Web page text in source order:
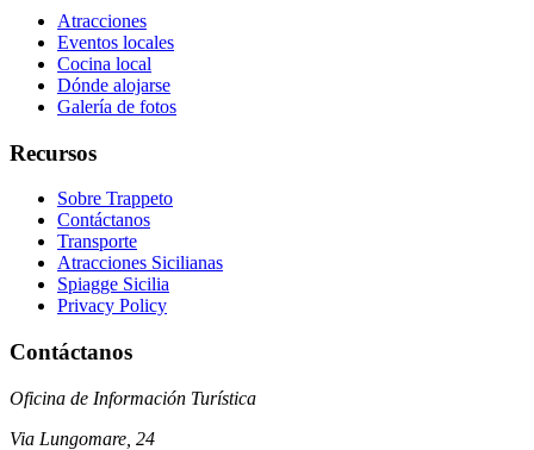
Atracciones
Eventos locales
Cocina local
Dónde alojarse
Galería de fotos
Recursos
Sobre Trappeto
Contáctanos
Transporte
Atracciones Sicilianas
Spiagge Sicilia
Privacy Policy
Contáctanos
Oficina de Información Turística
Via Lungomare, 24